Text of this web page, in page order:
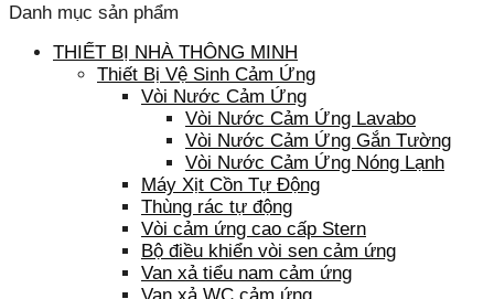
Danh mục sản phẩm
THIẾT BỊ NHÀ THÔNG MINH
Thiết Bị Vệ Sinh Cảm Ứng
Vòi Nước Cảm Ứng
Vòi Nước Cảm Ứng Lavabo
Vòi Nước Cảm Ứng Gắn Tường
Vòi Nước Cảm Ứng Nóng Lạnh
Máy Xịt Cồn Tự Động
Thùng rác tự động
Vòi cảm ứng cao cấp Stern
Bộ điều khiển vòi sen cảm ứng
Van xả tiểu nam cảm ứng